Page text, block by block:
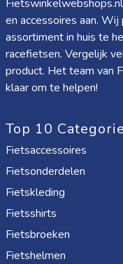
en accessoires aan.
assortiment in huis te
racefietsen. Vergelijk
product. Het team van
klaar om te helpen!
Top 10
Fietsaccessoires
Fietsonderdelen
Fietskleding
Fietsshirts
Fietsbroeken
Fietshelmen